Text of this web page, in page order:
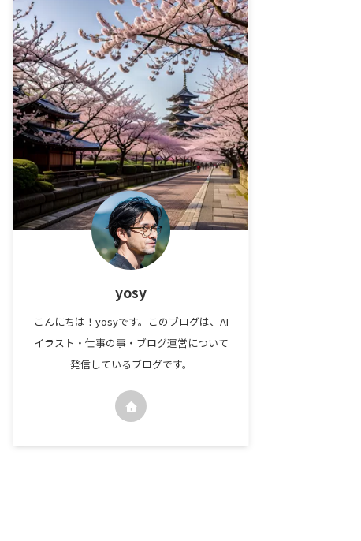
yosy
こんにちは！yosyです。このブログは、AI
イラスト・仕事の事・ブログ運営について
発信しているブログです。